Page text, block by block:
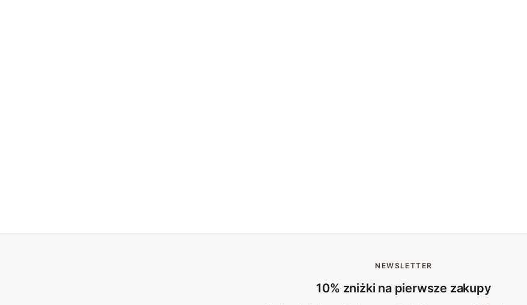
NEWSLETTER
10% zniżki na pierwsze zakupy